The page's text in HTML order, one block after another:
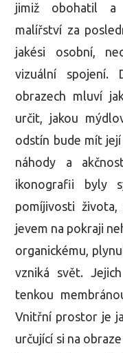
jimiž obohatil a
malířství za
jakési osobní,
vizuální spojení.
obrazech mluví
určit, jakou
odstín bude mít
náhody a
ikonografii byly
pomíjivosti
jevem na pokraji
organickému,
vzniká svět.
tenkou
Vnitřní prostor je
určující si na